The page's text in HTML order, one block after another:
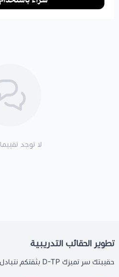
لا توجد
تطوير الحقائب التدريبية
حقيبتك سر تميزك D-TP بثقتكم نتبادل النجاح D-TP